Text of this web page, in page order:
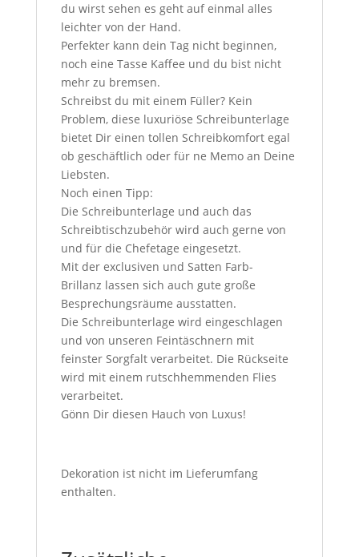
du wirst sehen es geht auf einmal alles
leichter von der Hand.
Perfekter kann dein Tag nicht beginnen,
noch eine Tasse Kaffee und du bist nicht
mehr zu bremsen.
Schreibst du mit einem Füller? Kein
Problem, diese luxuriöse Schreibunterlage
bietet Dir einen tollen Schreibkomfort egal
ob geschäftlich oder für ne Memo an Deine
Liebsten.
Noch einen Tipp:
Die Schreibunterlage und auch das
Schreibtischzubehör wird auch gerne von
und für die Chefetage eingesetzt.
Mit der exclusiven und Satten Farb-
Brillanz lassen sich auch gute große
Besprechungsräume ausstatten.
Die Schreibunterlage wird eingeschlagen
und von unseren Feintäschnern mit
feinster Sorgfalt verarbeitet. Die Rückseite
wird mit einem rutschhemmenden Flies
verarbeitet.
Gönn Dir diesen Hauch von Luxus!
Dekoration ist nicht im Lieferumfang
enthalten.